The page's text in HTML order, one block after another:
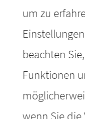
um zu
beachten
Funktionen
wenn Sie